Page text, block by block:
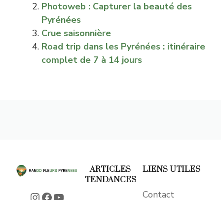
Photoweb : Capturer la beauté des
Pyrénées
Crue saisonnière
Road trip dans les Pyrénées : itinéraire
complet de 7 à 14 jours
ARTICLES
TENDANCES
LIENS UTILES
Contact